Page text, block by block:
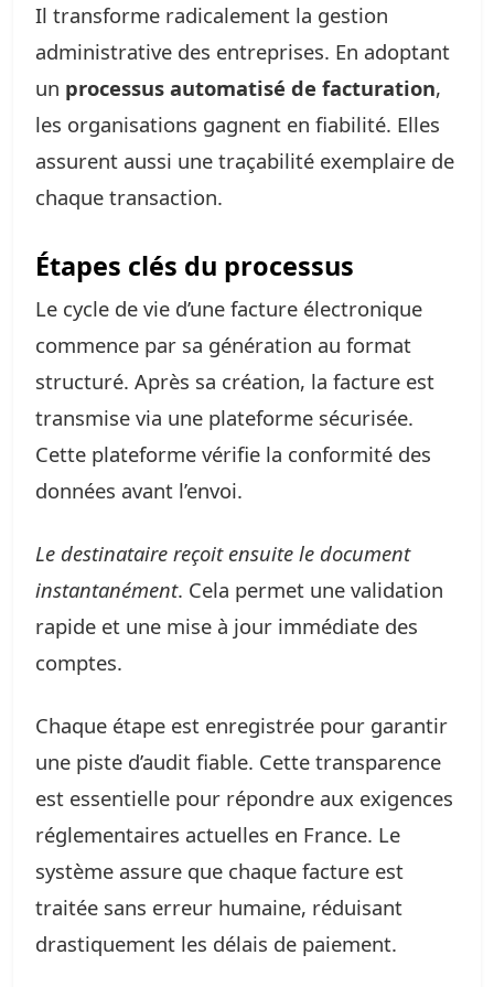
Il transforme radicalement la gestion
administrative des entreprises. En adoptant
un processus automatisé de facturation,
les organisations gagnent en fiabilité. Elles
assurent aussi une traçabilité exemplaire de
chaque transaction.
Étapes clés du processus
Le cycle de vie d’une facture électronique
commence par sa génération au format
structuré. Après sa création, la facture est
transmise via une plateforme sécurisée.
Cette plateforme vérifie la conformité des
données avant l’envoi.
Le destinataire reçoit ensuite le document
instantanément. Cela permet une validation
rapide et une mise à jour immédiate des
comptes.
Chaque étape est enregistrée pour garantir
une piste d’audit fiable. Cette transparence
est essentielle pour répondre aux exigences
réglementaires actuelles en France. Le
système assure que chaque facture est
traitée sans erreur humaine, réduisant
drastiquement les délais de paiement.